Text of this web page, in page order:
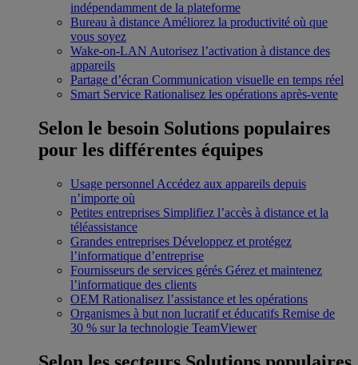
indépendamment de la plateforme
Bureau à distance Améliorez la productivité où que
vous soyez
Wake-on-LAN Autorisez l’activation à distance des
appareils
Partage d’écran Communication visuelle en temps réel
Smart Service Rationalisez les opérations après-vente
Selon le besoin Solutions populaires
pour les différentes équipes
Usage personnel Accédez aux appareils depuis
n’importe où
Petites entreprises Simplifiez l’accès à distance et la
téléassistance
Grandes entreprises Développez et protégez
l’informatique d’entreprise
Fournisseurs de services gérés Gérez et maintenez
l’informatique des clients
OEM Rationalisez l’assistance et les opérations
Organismes à but non lucratif et éducatifs Remise de
30 % sur la technologie TeamViewer